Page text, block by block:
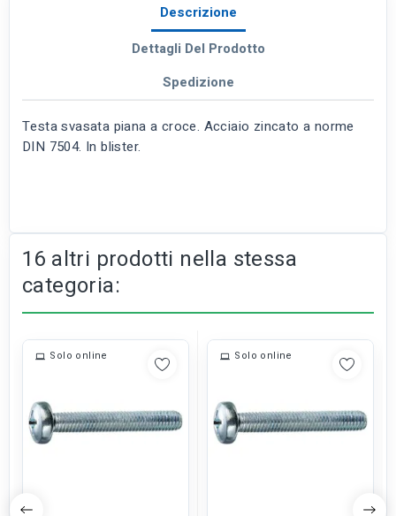
Descrizione
Dettagli Del Prodotto
Spedizione
Testa svasata piana a croce. Acciaio zincato a norme
DIN 7504. In blister.
16 altri prodotti nella stessa
categoria:
Solo online Solo online